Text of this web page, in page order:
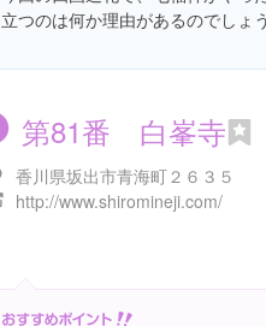
立つのは何か理由があるのでしょう
第81番 白峯寺
香川県坂出市青海町２６３５
http://www.shiromineji.com/